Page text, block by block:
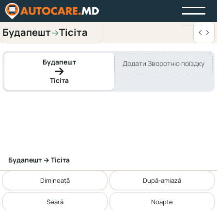
Будапешт→Тісіта
Будапешт
Тісіта
Додати Зворотню поїздку
Будапешт → Тісіта
Dimineață După-amiază
Seară Noapte